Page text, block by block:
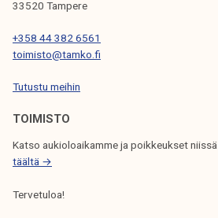
E
N
S
E
L
A
U
S
33520 Tampere
+358 44 382 6561
toimisto@tamko.fi
Tutustu meihin
TOIMISTO
Katso aukioloaikamme ja poikkeukset niissä
täältä →
Tervetuloa!